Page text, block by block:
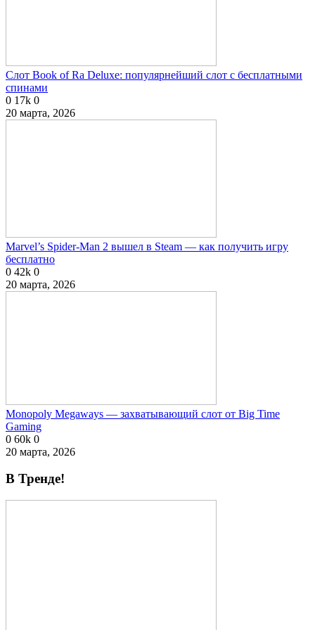
Слот Book of Ra Deluxe: популярнейший слот с бесплатными
спинами
0 17k 0
20 марта, 2026
Marvel’s Spider-Man 2 вышел в Steam — как получить игру
бесплатно
0 42k 0
20 марта, 2026
Monopoly Megaways — захватывающий слот от Big Time
Gaming
0 60k 0
20 марта, 2026
В Тренде!